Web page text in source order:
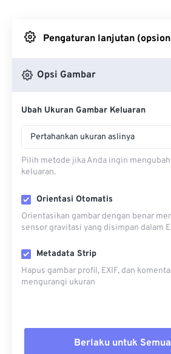
Pengaturan lanjutan
Opsi Gambar
Ubah Ukuran Gambar Keluaran
Pertahankan ukuran aslinya
Pilih metode jika Anda ingin
keluaran.
Orientasi Otomatis
Orientasikan gambar dengan benar
sensor gravitasi yang disimpan dalam
Metadata Strip
Hapus gambar profil, EXIF, dan
mengurangi ukuran
Berlaku untuk Semua